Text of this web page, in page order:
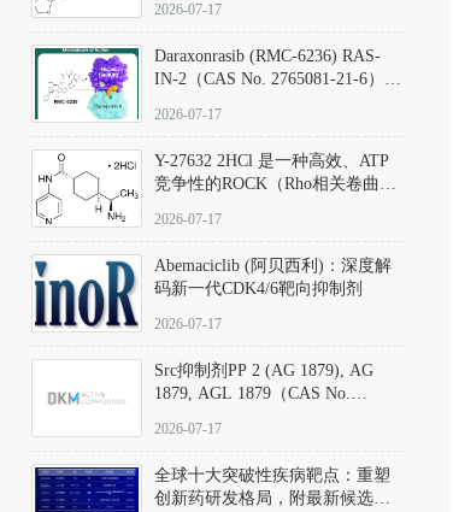
D801067）
2026-07-17
Daraxonrasib (RMC-6236) RAS-
IN-2（CAS No. 2765081-21-6）：
向KRAS/NRAS/HRAS的广谱RAS
2026-07-17
Y-27632 2HCl 是一种高效、ATP
竞争性的ROCK（Rho相关卷曲螺
同等抑制ROCK1与ROCK2；其通
过精准嵌入激酶的ATP结合位点
发挥抑制作用，对ROCK1和
ROCK2的解离常数（Ki）分别为
140 nM和300 nM；在众多丝氨酸/
中，其靶向ROCK的选择性超过
200倍，凸显出优异的分子特异
2026-07-17
Abemaciclib (阿贝西利)：深度解
码新一代CDK4/6靶向抑制剂
2026-07-17
Src抑制剂PP 2 (AG 1879), AG
1879, AGL 1879（CAS No.
应用指南
2026-07-17
全球十大突破性疾病靶点：重塑
创新药研发格局，附最新候选分